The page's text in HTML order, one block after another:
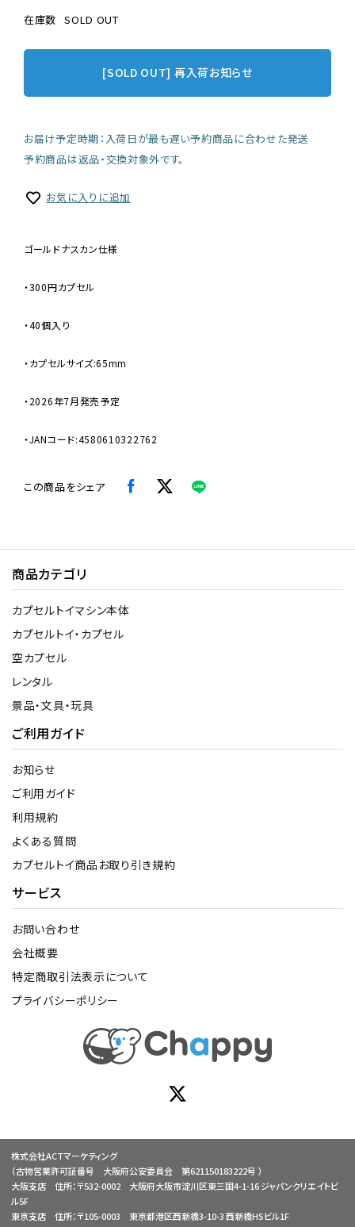
在庫数 SOLD OUT
[SOLD OUT] 再入荷お知らせ
お届け予定時期：入荷日が最も遅い予約商品に合わせた発送
予約商品は返品・交換対象外です。
お気に入りに追加
ゴールドナスカン仕様
・300円カプセル
・40個入り
・カプセルサイズ:65mm
・2026年7月発売予定
・JANコード:4580610322762
この商品をシェア
商品カテゴリ
カプセルトイマシン本体
カプセルトイ・カプセル
空カプセル
レンタル
景品・文具・玩具
ご利用ガイド
お知らせ
ご利用ガイド
利用規約
よくある質問
カプセルトイ商品お取り引き規約
サービス
お問い合わせ
会社概要
特定商取引法表示について
プライバシーポリシー
株式会社ACTマーケティング
（古物営業許可証番号 大阪府公安委員会 第621150183222号 ）
大阪支店 住所：〒532-0002 大阪府大阪市淀川区東三国4-1-16 ジャパンクリエイトビ
ル5F
東京支店 住所：〒105-0003 東京都港区西新橋3-10-3 西新橋HSビル1F